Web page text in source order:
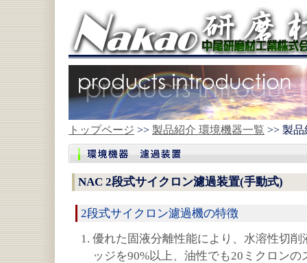
トップページ >> 製品紹介 環境機器一覧 >> 製
NAC 2段式サイクロン濾過装置(手動式)
2段式サイクロン濾過機の特徴
優れた固液分離性能により、水溶性切
ッジを90%以上、油性でも20ミクロン